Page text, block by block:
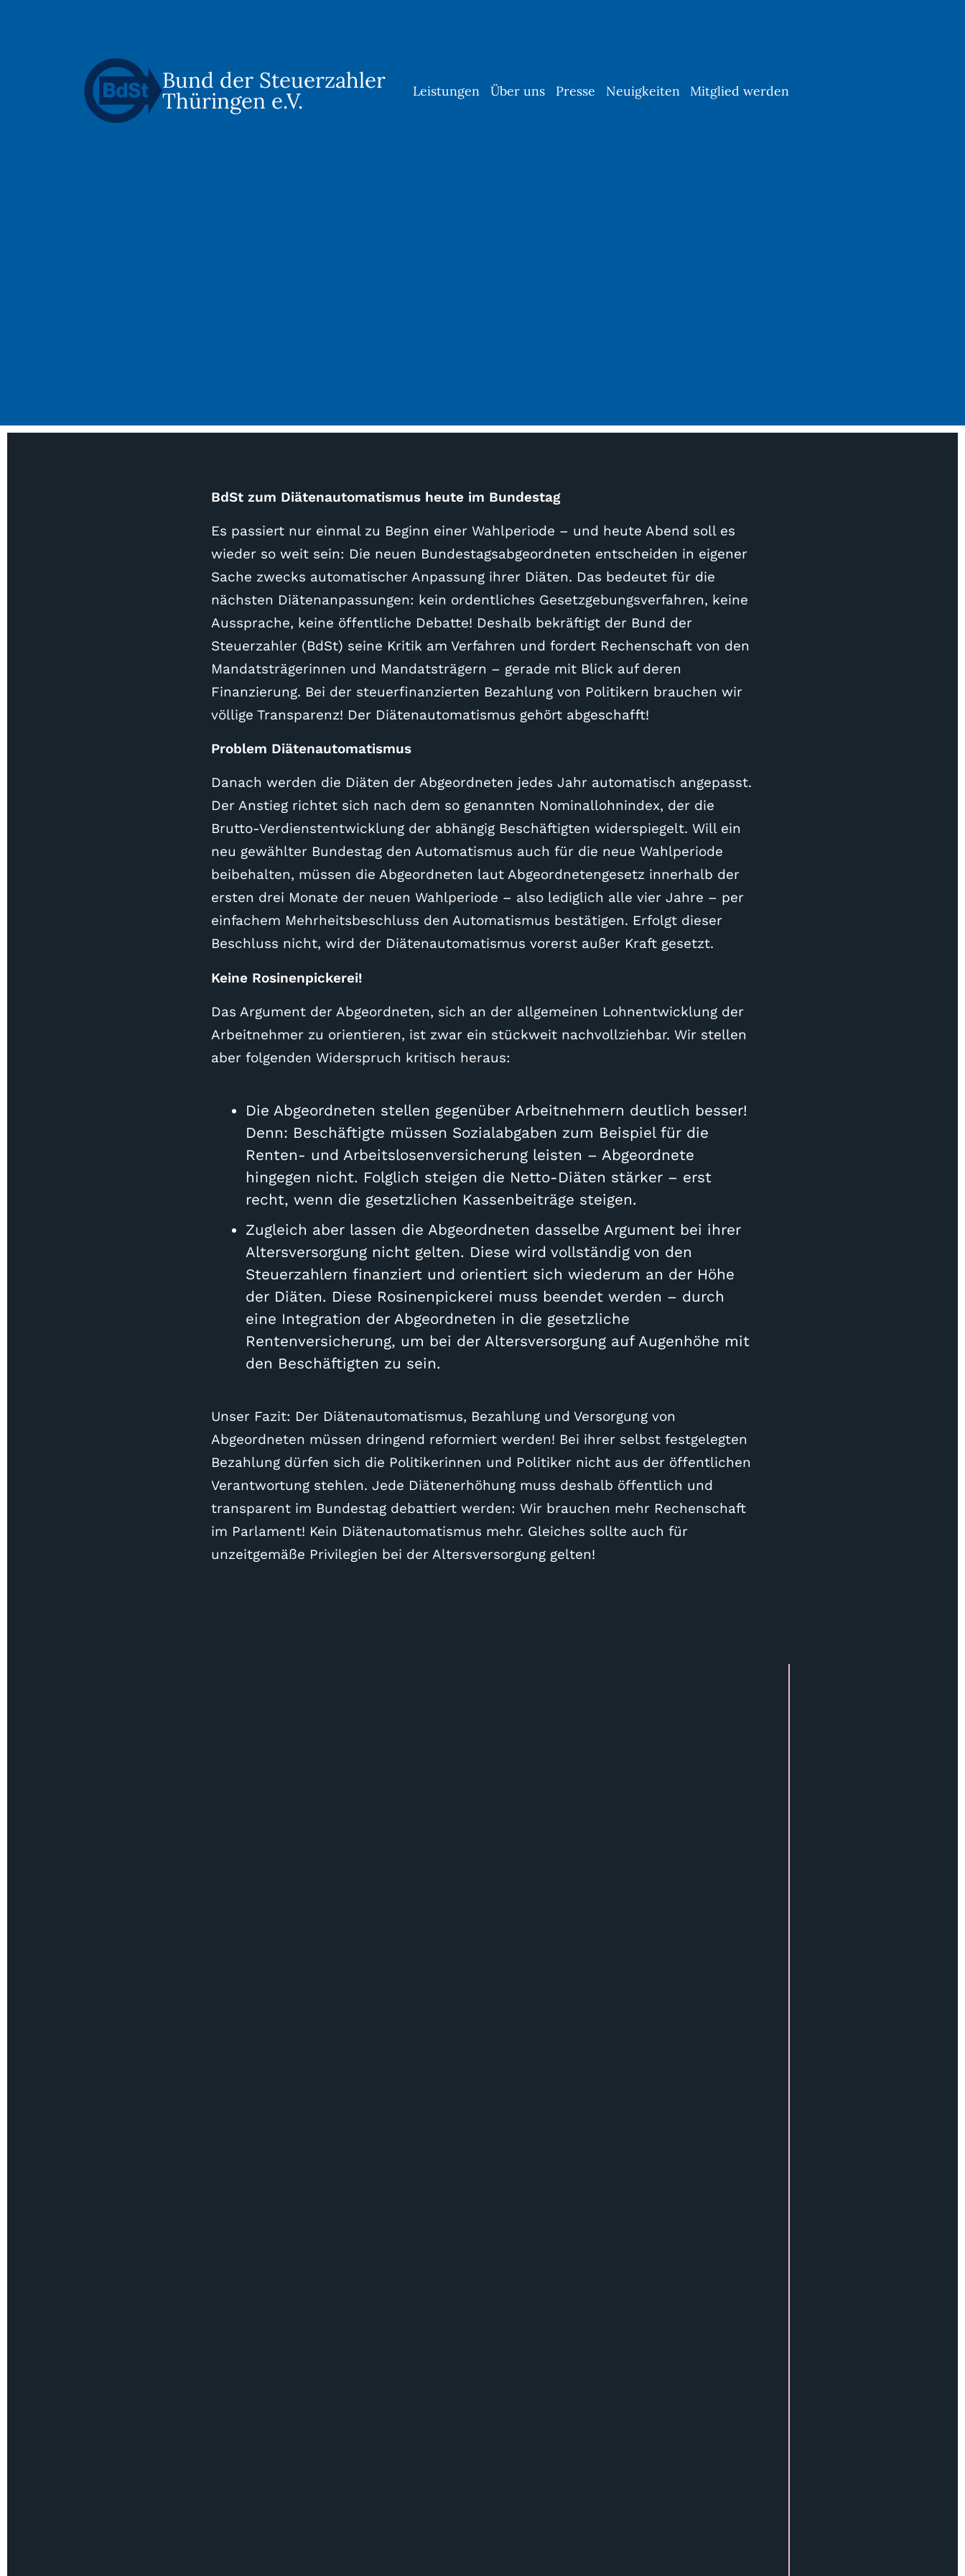
Bund der Steuerzahler
Thüringen e.V. Leistungen Über uns Presse Neuigkeiten Mitglied werden
BdSt zum Diätenautomatismus heute im Bundestag
Es passiert nur einmal zu Beginn einer Wahlperiode – und heute Abend soll es
wieder so weit sein: Die neuen Bundestagsabgeordneten entscheiden in eigener
Sache zwecks automatischer Anpassung ihrer Diäten. Das bedeutet für die
nächsten Diätenanpassungen: kein ordentliches Gesetzgebungsverfahren, keine
Aussprache, keine öffentliche Debatte! Deshalb bekräftigt der Bund der
Steuerzahler (BdSt) seine Kritik am Verfahren und fordert Rechenschaft von den
Mandatsträgerinnen und Mandatsträgern – gerade mit Blick auf deren
Finanzierung. Bei der steuerfinanzierten Bezahlung von Politikern brauchen wir
völlige Transparenz! Der Diätenautomatismus gehört abgeschafft!
Problem Diätenautomatismus
Danach werden die Diäten der Abgeordneten jedes Jahr automatisch angepasst.
Der Anstieg richtet sich nach dem so genannten Nominallohnindex, der die
Brutto-Verdienstentwicklung der abhängig Beschäftigten widerspiegelt. Will ein
neu gewählter Bundestag den Automatismus auch für die neue Wahlperiode
beibehalten, müssen die Abgeordneten laut Abgeordnetengesetz innerhalb der
ersten drei Monate der neuen Wahlperiode – also lediglich alle vier Jahre – per
einfachem Mehrheitsbeschluss den Automatismus bestätigen. Erfolgt dieser
Beschluss nicht, wird der Diätenautomatismus vorerst außer Kraft gesetzt.
Keine Rosinenpickerei!
Das Argument der Abgeordneten, sich an der allgemeinen Lohnentwicklung der
Arbeitnehmer zu orientieren, ist zwar ein stückweit nachvollziehbar. Wir stellen
aber folgenden Widerspruch kritisch heraus:
Die Abgeordneten stellen gegenüber Arbeitnehmern deutlich besser!
Denn: Beschäftigte müssen Sozialabgaben zum Beispiel für die
Renten- und Arbeitslosenversicherung leisten – Abgeordnete
hingegen nicht. Folglich steigen die Netto-Diäten stärker – erst
recht, wenn die gesetzlichen Kassenbeiträge steigen.
Zugleich aber lassen die Abgeordneten dasselbe Argument bei ihrer
Altersversorgung nicht gelten. Diese wird vollständig von den
Steuerzahlern finanziert und orientiert sich wiederum an der Höhe
der Diäten. Diese Rosinenpickerei muss beendet werden – durch
eine Integration der Abgeordneten in die gesetzliche
Rentenversicherung, um bei der Altersversorgung auf Augenhöhe mit
den Beschäftigten zu sein.
Unser Fazit: Der Diätenautomatismus, Bezahlung und Versorgung von
Abgeordneten müssen dringend reformiert werden! Bei ihrer selbst festgelegten
Bezahlung dürfen sich die Politikerinnen und Politiker nicht aus der öffentlichen
Verantwortung stehlen. Jede Diätenerhöhung muss deshalb öffentlich und
transparent im Bundestag debattiert werden: Wir brauchen mehr Rechenschaft
im Parlament! Kein Diätenautomatismus mehr. Gleiches sollte auch für
unzeitgemäße Privilegien bei der Altersversorgung gelten!